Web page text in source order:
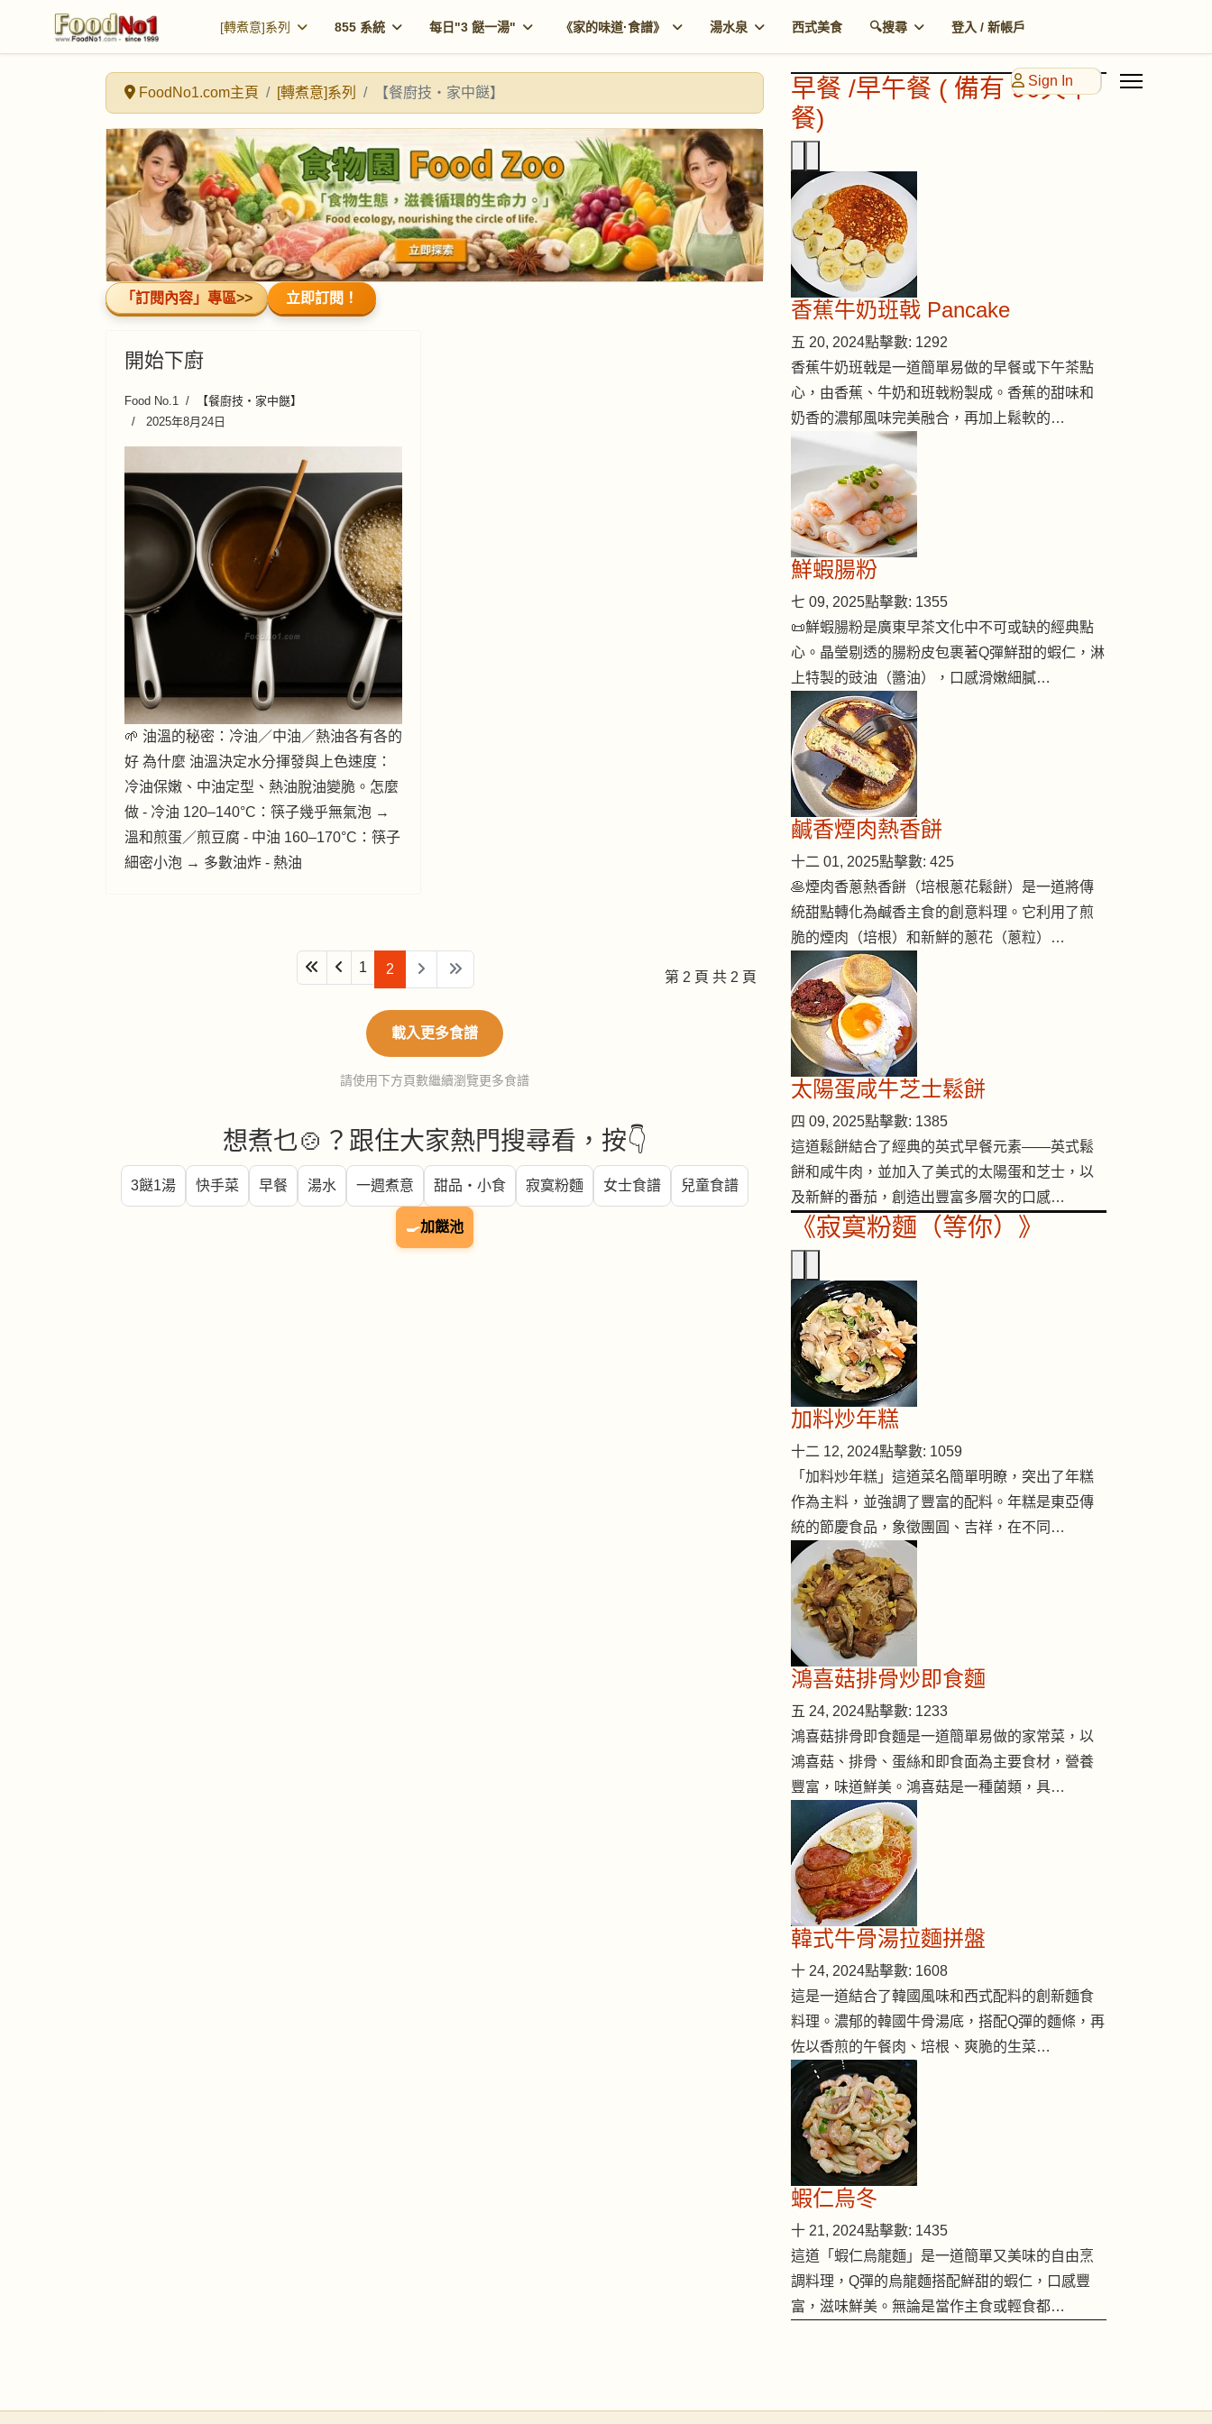
[轉煮意]系列 855 系統 每日"3 餸一湯" 《家的味道·食譜》 湯水泉 西式美食 🔍搜尋 登入 / 新帳戶
Sign In
FoodNo1.com主頁 [轉煮意]系列 【餐廚技・家中餸】
「訂閱內容」專區>> 立即訂閱！
開始下廚
Food No.1
【餐廚技・家中餸】
2025年8月24日
🌱 油溫的秘密：冷油／中油／熱油各有各的
好 為什麼 油溫決定水分揮發與上色速度：
冷油保嫩、中油定型、熱油脫油變脆。怎麼
做 - 冷油 120–140°C：筷子幾乎無氣泡 →
溫和煎蛋／煎豆腐 - 中油 160–170°C：筷子
細密小泡 → 多數油炸 - 熱油
第 2 頁 共 2 頁
1 2
載入更多食譜
請使用下方頁數繼續瀏覽更多食譜
想煮乜🍲？跟住大家熱門搜尋看，按👇
3餸1湯 快手菜 早餐 湯水 一週煮意 甜品・小食 寂寞粉麵 女士食譜 兒童食譜
🍳加餸池
早餐 /早午餐 ( 備有 90天早
餐)
香蕉牛奶班戟 Pancake
五 20, 2024點擊數: 1292
香蕉牛奶班戟是一道簡單易做的早餐或下午茶點
心，由香蕉、牛奶和班戟粉製成。香蕉的甜味和
奶香的濃郁風味完美融合，再加上鬆軟的…
鮮蝦腸粉
七 09, 2025點擊數: 1355
📜鮮蝦腸粉是廣東早茶文化中不可或缺的經典點
心。晶瑩剔透的腸粉皮包裹著Q彈鮮甜的蝦仁，淋
上特製的豉油（醬油），口感滑嫩細膩…
鹹香煙肉熱香餅
十二 01, 2025點擊數: 425
🥞煙肉香蔥熱香餅（培根蔥花鬆餅）是一道將傳
統甜點轉化為鹹香主食的創意料理。它利用了煎
脆的煙肉（培根）和新鮮的蔥花（蔥粒）…
太陽蛋咸牛芝士鬆餅
四 09, 2025點擊數: 1385
這道鬆餅結合了經典的英式早餐元素——英式鬆
餅和咸牛肉，並加入了美式的太陽蛋和芝士，以
及新鮮的番茄，創造出豐富多層次的口感…
《寂寞粉麵（等你）》
加料炒年糕
十二 12, 2024點擊數: 1059
「加料炒年糕」這道菜名簡單明瞭，突出了年糕
作為主料，並強調了豐富的配料。年糕是東亞傳
統的節慶食品，象徵團圓、吉祥，在不同…
鴻喜菇排骨炒即食麵
五 24, 2024點擊數: 1233
鴻喜菇排骨即食麵是一道簡單易做的家常菜，以
鴻喜菇、排骨、蛋絲和即食面為主要食材，營養
豐富，味道鮮美。鴻喜菇是一種菌類，具…
韓式牛骨湯拉麵拼盤
十 24, 2024點擊數: 1608
這是一道結合了韓國風味和西式配料的創新麵食
料理。濃郁的韓國牛骨湯底，搭配Q彈的麵條，再
佐以香煎的午餐肉、培根、爽脆的生菜…
蝦仁烏冬
十 21, 2024點擊數: 1435
這道「蝦仁烏龍麵」是一道簡單又美味的自由烹
調料理，Q彈的烏龍麵搭配鮮甜的蝦仁，口感豐
富，滋味鮮美。無論是當作主食或輕食都…